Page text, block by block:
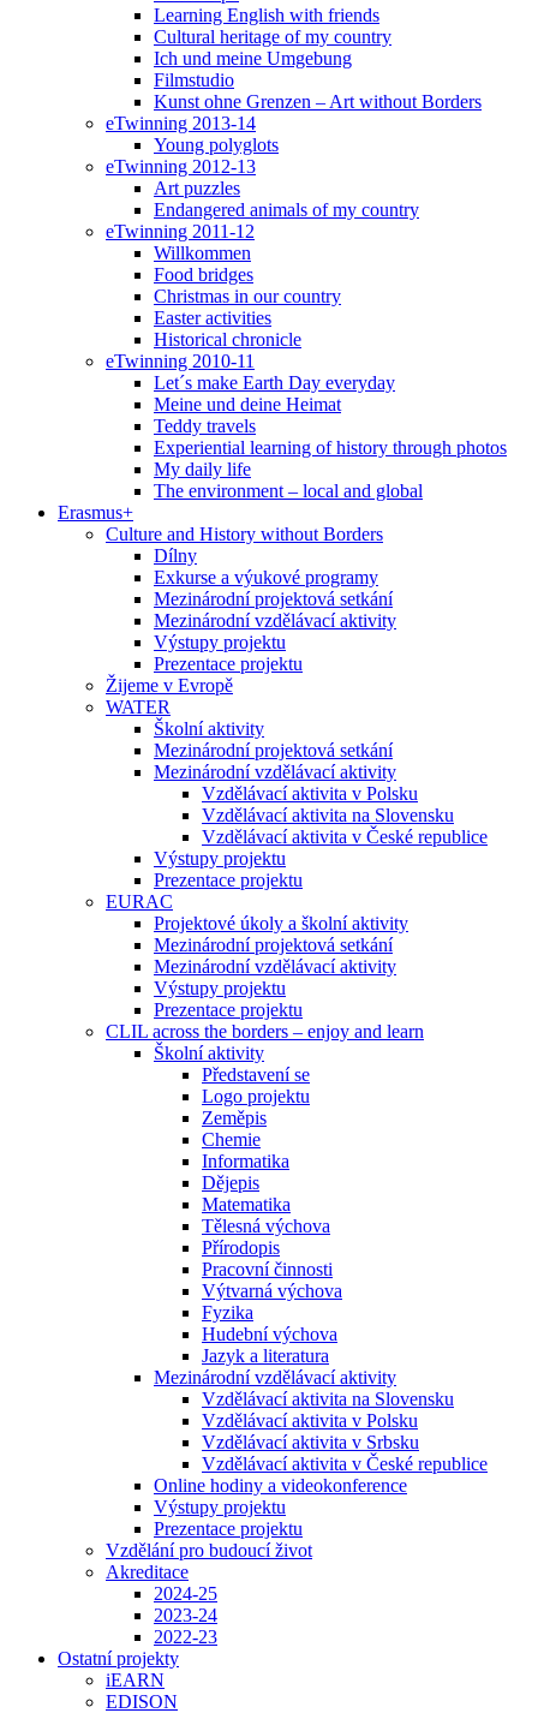
Learning English with friends
Cultural heritage of my country
Ich und meine Umgebung
Filmstudio
Kunst ohne Grenzen – Art without Borders
eTwinning 2013-14
Young polyglots
eTwinning 2012-13
Art puzzles
Endangered animals of my country
eTwinning 2011-12
Willkommen
Food bridges
Christmas in our country
Easter activities
Historical chronicle
eTwinning 2010-11
Let´s make Earth Day everyday
Meine und deine Heimat
Teddy travels
Experiential learning of history through photos
My daily life
The environment – local and global
Erasmus+
Culture and History without Borders
Dílny
Exkurse a výukové programy
Mezinárodní projektová setkání
Mezinárodní vzdělávací aktivity
Výstupy projektu
Prezentace projektu
Žijeme v Evropě
WATER
Školní aktivity
Mezinárodní projektová setkání
Mezinárodní vzdělávací aktivity
Vzdělávací aktivita v Polsku
Vzdělávací aktivita na Slovensku
Vzdělávací aktivita v České republice
Výstupy projektu
Prezentace projektu
EURAC
Projektové úkoly a školní aktivity
Mezinárodní projektová setkání
Mezinárodní vzdělávací aktivity
Výstupy projektu
Prezentace projektu
CLIL across the borders – enjoy and learn
Školní aktivity
Představení se
Logo projektu
Zeměpis
Chemie
Informatika
Dějepis
Matematika
Tělesná výchova
Přírodopis
Pracovní činnosti
Výtvarná výchova
Fyzika
Hudební výchova
Jazyk a literatura
Mezinárodní vzdělávací aktivity
Vzdělávací aktivita na Slovensku
Vzdělávací aktivita v Polsku
Vzdělávací aktivita v Srbsku
Vzdělávací aktivita v České republice
Online hodiny a videokonference
Výstupy projektu
Prezentace projektu
Vzdělání pro budoucí život
Akreditace
2024-25
2023-24
2022-23
Ostatní projekty
iEARN
EDISON